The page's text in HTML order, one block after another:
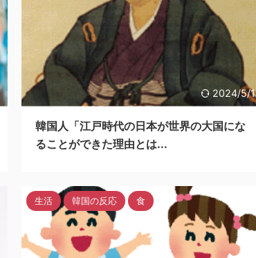
2024/5/1
韓国人「江戸時代の日本が世界の大国にな
ることができた理由とは...
生活 韓国の反応 食